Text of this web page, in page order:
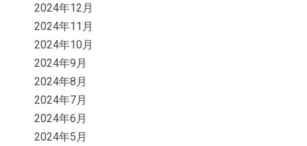
2024年12月
2024年11月
2024年10月
2024年9月
2024年8月
2024年7月
2024年6月
2024年5月